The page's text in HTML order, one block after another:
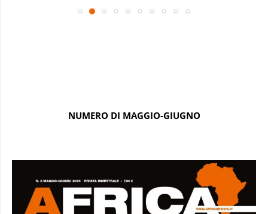
NUMERO DI MAGGIO-GIUGNO